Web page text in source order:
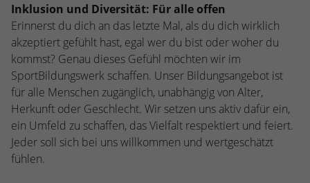
Inklusion und Diversität: Für alle offen
Erinnerst du dich an das letzte Mal, als du dich wirklich
akzeptiert gefühlt hast, egal wer du bist oder woher du
kommst? Genau dieses Gefühl möchten wir im
SportBildungswerk schaffen. Unser Bildungsangebot ist
für alle Menschen zugänglich, unabhängig von Alter,
Herkunft oder Geschlecht. Wir setzen uns aktiv dafür ein,
ein Umfeld zu schaffen, das Vielfalt respektiert und feiert.
Jeder soll sich bei uns willkommen und wertgeschätzt
fühlen.
identifizieren.
Name _gid
Anbieter Google Analytics
Laufzeit 1 Tag
Dieses Cookie wird von Google Analytics